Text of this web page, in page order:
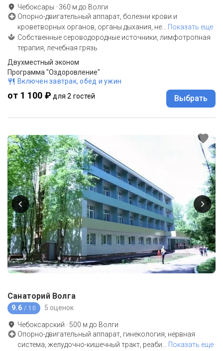
Чебоксары · 360 м до Волги
Опорно-двигательный аппарат, болезни крови и
кроветворных органов, органы дыхания, не
Показать еще
Собственные сероводородные источники, лимфотропная
терапия, лечебная грязь
Двухместный эконом
Программа "Оздоровление"
Включен завтрак, обед и ужин
от 1 100 ₽ для 2 гостей Выбрать
Санаторий Волга
9.6 / 10 5 оценок
Чебоксарский · 500 м до Волги
Опорно-двигательный аппарат, гинекология, нервная
система, желудочно-кишечный тракт, реаби
Показать еще